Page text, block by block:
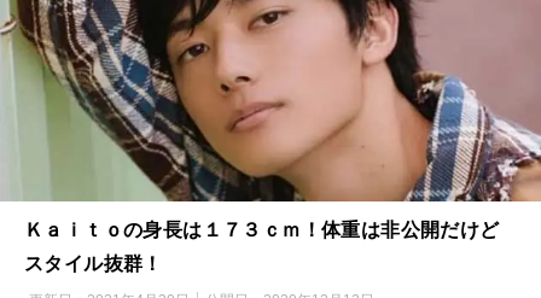
Ｋａｉｔｏの身長は１７３ｃｍ！体重は非公開だけど
スタイル抜群！